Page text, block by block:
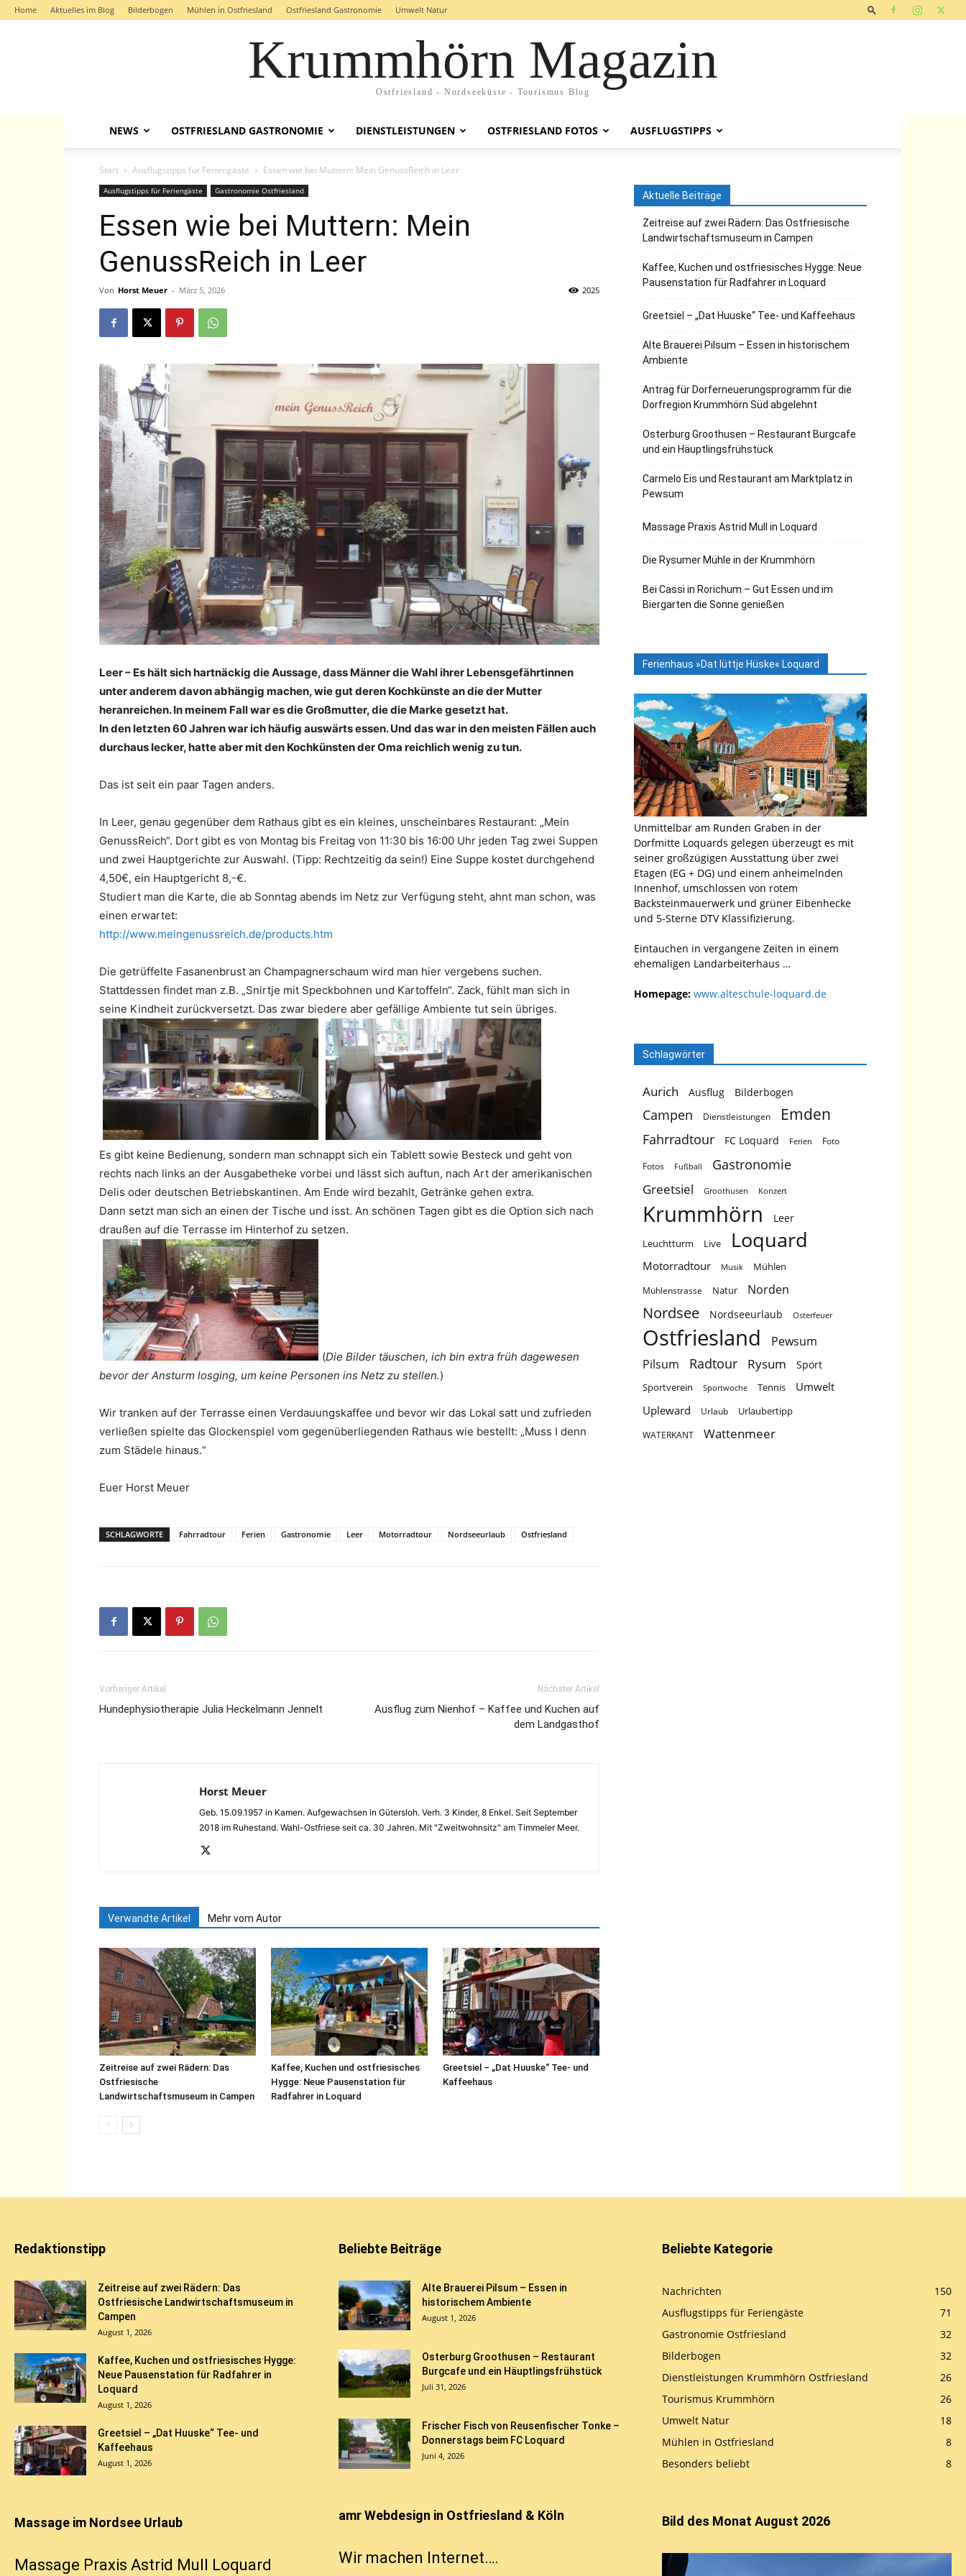
Home Aktuelles im Blog Bilderbogen Mühlen in Ostfriesland Ostfriesland Gastronomie Umwelt Natur
Krummhörn Magazin
Ostfriesland - Nordseeküste - Tourismus Blog
NEWS OSTFRIESLAND GASTRONOMIE DIENSTLEISTUNGEN OSTFRIESLAND FOTOS AUSFLUGSTIPPS
Start Ausflugstipps für Feriengäste Essen wie bei Muttern: Mein GenussReich in Leer
Ausflugstipps für Feriengäste Gastronomie Ostfriesland
Essen wie bei Muttern: Mein
GenussReich in Leer
Von Horst Meuer - März 5, 2026 2025
Leer – Es hält sich hartnäckig die Aussage, dass Männer die Wahl ihrer Lebensgefährtinnen
unter anderem davon abhängig machen, wie gut deren Kochkünste an die der Mutter
heranreichen. In meinem Fall war es die Großmutter, die die Marke gesetzt hat.
In den letzten 60 Jahren war ich häufig auswärts essen. Und das war in den meisten Fällen auch
durchaus lecker, hatte aber mit den Kochkünsten der Oma reichlich wenig zu tun.
Das ist seit ein paar Tagen anders.
In Leer, genau gegenüber dem Rathaus gibt es ein kleines, unscheinbares Restaurant: „Mein
GenussReich“. Dort gibt es von Montag bis Freitag von 11:30 bis 16:00 Uhr jeden Tag zwei Suppen
und zwei Hauptgerichte zur Auswahl. (Tipp: Rechtzeitig da sein!) Eine Suppe kostet durchgehend
4,50€, ein Hauptgericht 8,-€.
Studiert man die Karte, die ab Sonntag abends im Netz zur Verfügung steht, ahnt man schon, was
einen erwartet:
http://www.meingenussreich.de/products.htm
Die getrüffelte Fasanenbrust an Champagnerschaum wird man hier vergebens suchen.
Stattdessen findet man z.B. „Snirtje mit Speckbohnen und Kartoffeln“. Zack, fühlt man sich in
seine Kindheit zurückversetzt. Das zwar biedere aber gefällige Ambiente tut sein übriges.
Es gibt keine Bedienung, sondern man schnappt sich ein Tablett sowie Besteck und geht von
rechts nach links an der Ausgabetheke vorbei und lässt sich auftun, nach Art der amerikanischen
Delis oder deutschen Betriebskantinen. Am Ende wird bezahlt, Getränke gehen extra.
Dann setzt man sich an einen der Tische und isst. An schönen Tagen gibt es die Option sich nach
draußen auf die Terrasse im Hinterhof zu setzen.
(Die Bilder täuschen, ich bin extra früh dagewesen
bevor der Ansturm losging, um keine Personen ins Netz zu stellen.)
Wir tranken auf der Terrasse einen Verdauungskaffee und bevor wir das Lokal satt und zufrieden
verließen spielte das Glockenspiel vom gegenüberliegenden Rathaus wie bestellt: „Muss I denn
zum Städele hinaus.“
Euer Horst Meuer
SCHLAGWORTE Fahrradtour Ferien Gastronomie Leer Motorradtour Nordseeurlaub Ostfriesland
Vorheriger Artikel
Hundephysiotherapie Julia Heckelmann Jennelt
Nächster Artikel
Ausflug zum Nienhof – Kaffee und Kuchen auf
dem Landgasthof
Horst Meuer
Geb. 15.09.1957 in Kamen. Aufgewachsen in Gütersloh. Verh. 3 Kinder, 8 Enkel. Seit September
2018 im Ruhestand. Wahl-Ostfriese seit ca. 30 Jahren. Mit "Zweitwohnsitz" am Timmeler Meer.
Verwandte Artikel Mehr vom Autor
Zeitreise auf zwei Rädern: Das
Ostfriesische
Landwirtschaftsmuseum in Campen
Kaffee, Kuchen und ostfriesisches
Hygge: Neue Pausenstation für
Radfahrer in Loquard
Greetsiel – „Dat Huuske“ Tee- und
Kaffeehaus
Aktuelle Beiträge
Zeitreise auf zwei Rädern: Das Ostfriesische
Landwirtschaftsmuseum in Campen
Kaffee, Kuchen und ostfriesisches Hygge: Neue
Pausenstation für Radfahrer in Loquard
Greetsiel – „Dat Huuske“ Tee- und Kaffeehaus
Alte Brauerei Pilsum – Essen in historischem
Ambiente
Antrag für Dorferneuerungsprogramm für die
Dorfregion Krummhörn Süd abgelehnt
Osterburg Groothusen – Restaurant Burgcafe
und ein Häuptlingsfrühstück
Carmelo Eis und Restaurant am Marktplatz in
Pewsum
Massage Praxis Astrid Mull in Loquard
Die Rysumer Mühle in der Krummhörn
Bei Cassi in Rorichum – Gut Essen und im
Biergarten die Sonne genießen
Ferienhaus »Dat lüttje Hüske« Loquard
Unmittelbar am Runden Graben in der
Dorfmitte Loquards gelegen überzeugt es mit
seiner großzügigen Ausstattung über zwei
Etagen (EG + DG) und einem anheimelnden
Innenhof, umschlossen von rotem
Backsteinmauerwerk und grüner Eibenhecke
und 5-Sterne DTV Klassifizierung.
Eintauchen in vergangene Zeiten in einem
ehemaligen Landarbeiterhaus …
Homepage: www.alteschule-loquard.de
Schlagwörter
Aurich Ausflug Bilderbogen
Campen Dienstleistungen Emden
Fahrradtour FC Loquard Ferien Foto
Fotos Fußball Gastronomie
Greetsiel Groothusen Konzert
Krummhörn Leer
Leuchtturm Live Loquard
Motorradtour Musik Mühlen
Mühlenstrasse Natur Norden
Nordsee Nordseeurlaub Osterfeuer
Ostfriesland
Pewsum
Pilsum
Radtour Rysum Sport
Sportverein Sportwoche Tennis
Umwelt
Upleward
Urlaub Urlaubertipp
WATERKANT Wattenmeer
Redaktionstipp
Zeitreise auf zwei Rädern: Das
Ostfriesische Landwirtschaftsmuseum in
Campen
August 1, 2026
Kaffee, Kuchen und ostfriesisches Hygge:
Neue Pausenstation für Radfahrer in
Loquard
August 1, 2026
Greetsiel – „Dat Huuske“ Tee- und
Kaffeehaus
August 1, 2026
Massage im Nordsee Urlaub
Massage Praxis Astrid Mull Loquard
Beliebte Beiträge
Alte Brauerei Pilsum – Essen in
historischem Ambiente
August 1, 2026
Osterburg Groothusen – Restaurant
Burgcafe und ein Häuptlingsfrühstück
Juli 31, 2026
Frischer Fisch von Reusenfischer Tonke –
Donnerstags beim FC Loquard
Juni 4, 2026
amr Webdesign in Ostfriesland & Köln
Wir machen Internet….
Beliebte Kategorie
Nachrichten
150
Ausflugstipps für Feriengäste
71
Gastronomie Ostfriesland
32
Bilderbogen
32
Dienstleistungen Krummhörn Ostfriesland
26
Tourismus Krummhörn
26
Umwelt Natur
18
Mühlen in Ostfriesland
8
Besonders beliebt
8
Bild des Monat August 2026